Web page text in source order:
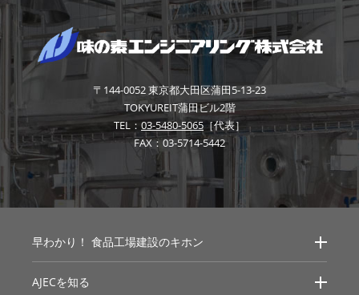
〒144-0052東京都大田区蒲田5-13-23
TOKYUREIT蒲田ビル2階
TEL： 03-5480-5065 ［代表］
FAX：03-5714-5442
早わかり！ 食品工場建設のキホン
AJECを知る